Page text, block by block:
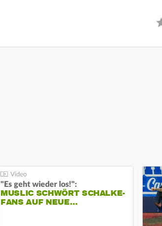
"Es geht wieder los!":
MUSLIC SCHWÖRT SCHALKE-
FANS AUF NEUE…